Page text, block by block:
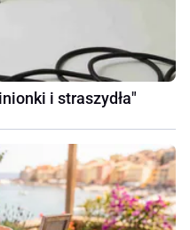
i straszydła"